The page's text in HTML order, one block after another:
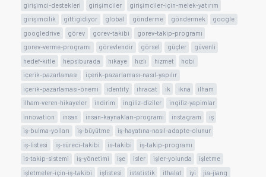
girişimci-destekleri
girişimciler
girişimciler-için-melek-yatırım
girişimcilik
gittigidiyor global gönderme göndermek
google
googledrive
görev gorev-takibi
gorev-takip-programı
gorev-verme-programı
görevlendir görsel güçler
güvenli
hedef-kitle
hepsiburada hikaye hızlı hizmet
hobi
içerik-pazarlaması
içerik-pazarlaması-nasıl-yapılır
içerik-pazarlaması-önemi
identity ihracat ik ikna
ilham
ilham-veren-hikayeler
indirim ingiliz-diziler
ingiliz-yapimlar
innovation
insan insan-kaynakları-programı instagram
iş
iş-bulma-yolları
iş-büyütme
iş-hayatına-nasıl-adapte-olunur
iş-listesi
iş-süreci-takibi is-takibi
iş-takip-programı
is-takip-sistemi
iş-yönetimi işe isler işler-yolunda
işletme
işletmeler-için-iş-takibi
işlistesi istatistik ithalat iyi
jia-jiang